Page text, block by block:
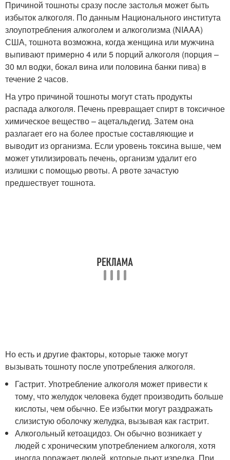
Причиной тошноты сразу после застолья может быть
избыток алкоголя. По данным Национального института
злоупотребления алкоголем и алкоголизма (NIAAA)
США, тошнота возможна, когда женщина или мужчина
выпивают примерно 4 или 5 порций алкоголя (порция –
30 мл водки, бокал вина или половина банки пива) в
течение 2 часов.
На утро причиной тошноты могут стать продукты
распада алкоголя. Печень превращает спирт в токсичное
химическое вещество – ацетальдегид. Затем она
разлагает его на более простые составляющие и
выводит из организма. Если уровень токсина выше, чем
может утилизировать печень, организм удалит его
излишки с помощью рвоты. А рвоте зачастую
предшествует тошнота.
Но есть и другие факторы, которые также могут
вызывать тошноту после употребления алкоголя.
Гастрит. Употребление алкоголя может привести к
тому, что желудок человека будет производить больше
кислоты, чем обычно. Ее избытки могут раздражать
слизистую оболочку желудка, вызывая как гастрит.
Алкогольный кетоацидоз. Он обычно возникает у
людей с хроническим употреблением алкоголя, хотя